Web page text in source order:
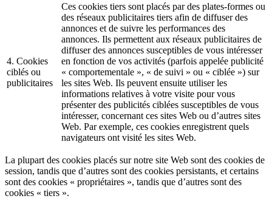
4. Cookies
ciblés ou
publicitaires
Ces cookies tiers sont placés par des plates-formes ou
des réseaux publicitaires tiers afin de diffuser des
annonces et de suivre les performances des
annonces. Ils permettent aux réseaux publicitaires de
diffuser des annonces susceptibles de vous intéresser
en fonction de vos activités (parfois appelée publicité
« comportementale », « de suivi » ou « ciblée ») sur
les sites Web. Ils peuvent ensuite utiliser les
informations relatives à votre visite pour vous
présenter des publicités ciblées susceptibles de vous
intéresser, concernant ces sites Web ou d’autres sites
Web. Par exemple, ces cookies enregistrent quels
navigateurs ont visité les sites Web.
La plupart des cookies placés sur notre site Web sont des cookies de
session, tandis que d’autres sont des cookies persistants, et certains
sont des cookies « propriétaires », tandis que d’autres sont des
cookies « tiers ».